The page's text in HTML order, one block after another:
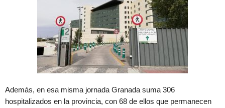
Además, en esa misma jornada Granada suma 306
hospitalizados en la provincia, con 68 de ellos que permanecen